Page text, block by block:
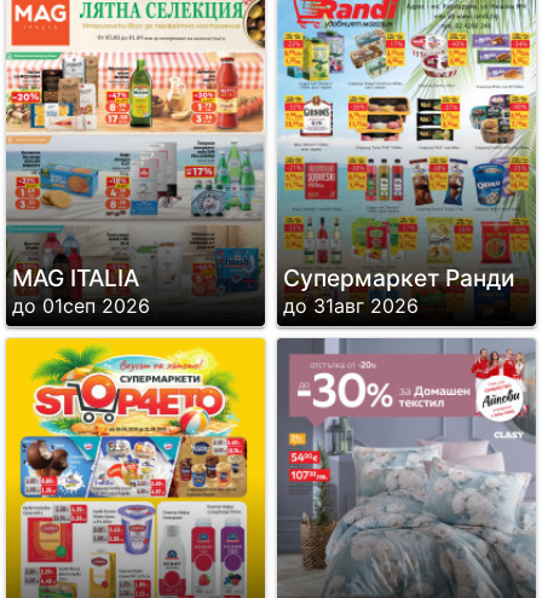
MAG ITALIA
до 01сеп 2026
Супермаркет Ранди
до 31авг 2026